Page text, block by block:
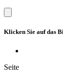
Klicken Sie auf das
Seite